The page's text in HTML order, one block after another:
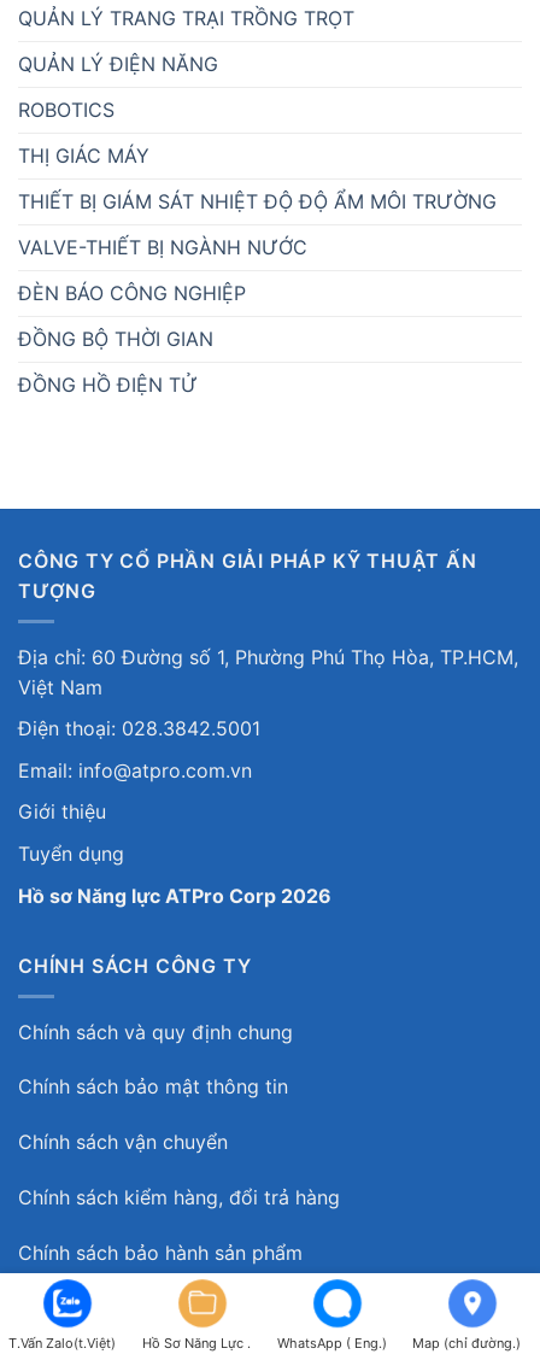
QUẢN LÝ TRANG TRẠI TRỒNG TRỌT
QUẢN LÝ ĐIỆN NĂNG
ROBOTICS
THỊ GIÁC MÁY
THIẾT BỊ GIÁM SÁT NHIỆT ĐỘ ĐỘ ẨM MÔI TRƯỜNG
VALVE-THIẾT BỊ NGÀNH NƯỚC
ĐÈN BÁO CÔNG NGHIỆP
ĐỒNG BỘ THỜI GIAN
ĐỒNG HỒ ĐIỆN TỬ
CÔNG TY CỔ PHẦN GIẢI PHÁP KỸ THUẬT ẤN
TƯỢNG
Địa chỉ: 60 Đường số 1, Phường Phú Thọ Hòa, TP.HCM,
Việt Nam
Điện thoại: 028.3842.5001
Email: info@atpro.com.vn
Giới thiệu
Tuyển dụng
Hồ sơ Năng lực ATPro Corp 2026
CHÍNH SÁCH CÔNG TY
Chính sách và quy định chung
Chính sách bảo mật thông tin
Chính sách vận chuyển
Chính sách kiểm hàng, đổi trả hàng
Chính sách bảo hành sản phẩm
NHÀ MÁY SẢN XUẤT
T.Vấn Zalo(t.Việt) Hồ Sơ Năng Lực . WhatsApp ( Eng.) Map (chỉ đường.)